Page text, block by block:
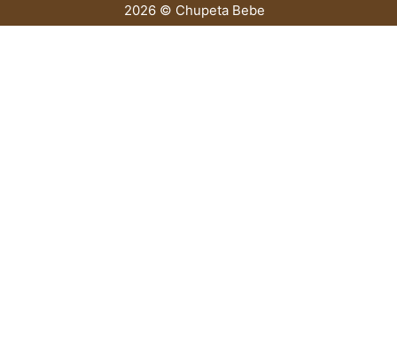
2026 © Chupeta Bebe